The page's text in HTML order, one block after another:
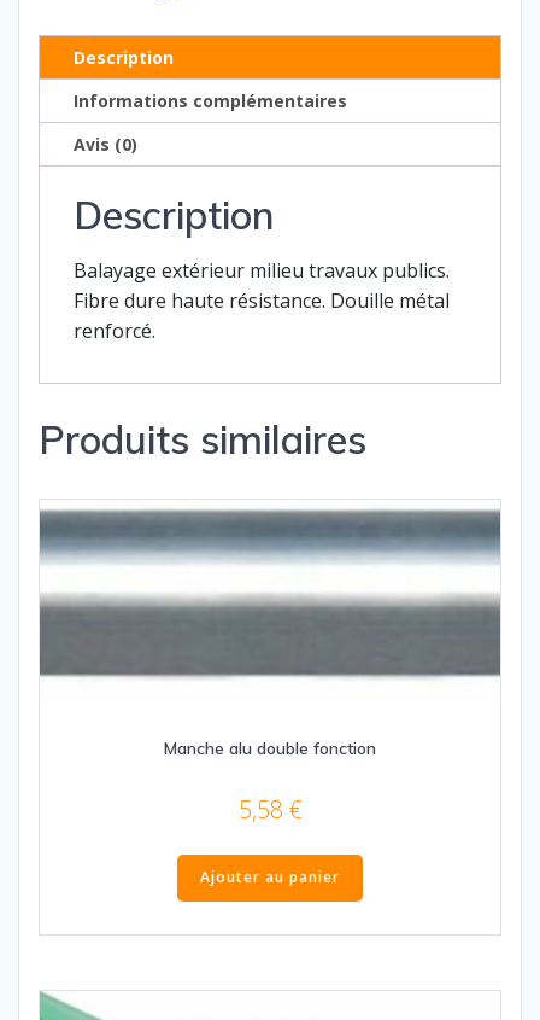
Description
Informations complémentaires
Avis (0)
Description
Balayage extérieur milieu travaux publics.
Fibre dure haute résistance. Douille métal
renforcé.
Produits similaires
Manche alu double fonction
5,58 €
Ajouter au panier